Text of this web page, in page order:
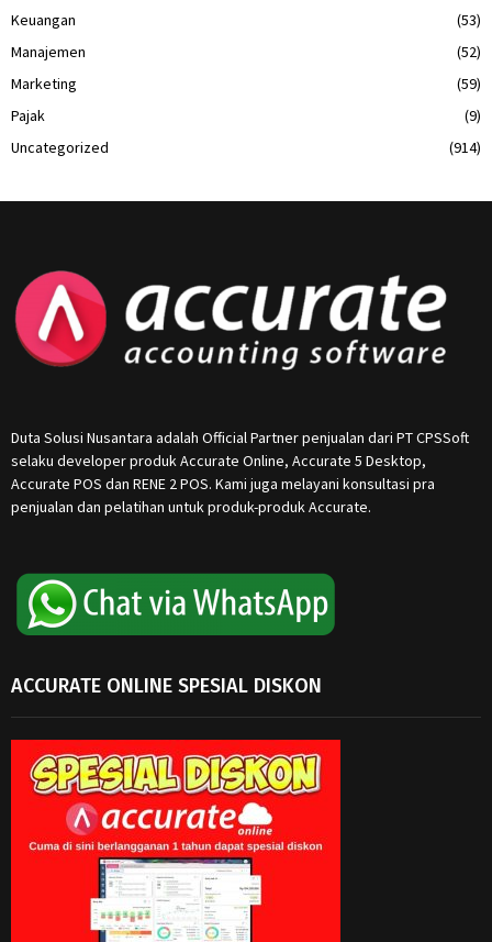
Keuangan
(53)
Manajemen
(52)
Marketing
(59)
Pajak
(9)
Uncategorized
(914)
Duta Solusi Nusantara adalah Official Partner penjualan dari PT CPSSoft
selaku developer produk Accurate Online, Accurate 5 Desktop,
Accurate POS dan RENE 2 POS. Kami juga melayani konsultasi pra
penjualan dan pelatihan untuk produk-produk Accurate.
ACCURATE ONLINE SPESIAL DISKON